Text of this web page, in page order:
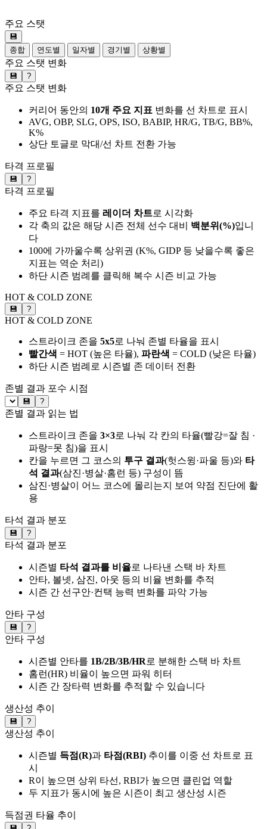
주요 스탯
💾
종합
연도별 일자별 경기별 상황별
주요 스탯 변화
💾 ?
주요 스탯 변화
커리어 동안의 10개 주요 지표 변화를 선 차트로 표시
AVG, OBP, SLG, OPS, ISO, BABIP, HR/G, TB/G, BB%,
K%
상단 토글로 막대/선 차트 전환 가능
타격 프로필
💾 ?
타격 프로필
주요 타격 지표를 레이더 차트로 시각화
각 축의 값은 해당 시즌 전체 선수 대비 백분위(%)입니
다
100에 가까울수록 상위권 (K%, GIDP 등 낮을수록 좋은
지표는 역순 처리)
하단 시즌 범례를 클릭해 복수 시즌 비교 가능
HOT & COLD ZONE
💾 ?
HOT & COLD ZONE
스트라이크 존을 5x5로 나눠 존별 타율을 표시
빨간색 = HOT (높은 타율), 파란색 = COLD (낮은 타율)
하단 시즌 범례로 시즌별 존 데이터 전환
존별 결과 포수 시점
💾 ?
존별 결과 읽는 법
스트라이크 존을 3×3로 나눠 각 칸의 타율(빨강=잘 침 ·
파랑=못 침)을 표시
칸을 누르면 그 코스의 투구 결과(헛스윙·파울 등)와 타
석 결과(삼진·병살·홈런 등) 구성이 뜸
삼진·병살이 어느 코스에 몰리는지 보여 약점 진단에 활
용
타석 결과 분포
💾 ?
타석 결과 분포
시즌별 타석 결과를 비율로 나타낸 스택 바 차트
안타, 볼넷, 삼진, 아웃 등의 비율 변화를 추적
시즌 간 선구안·컨택 능력 변화를 파악 가능
안타 구성
💾 ?
안타 구성
시즌별 안타를 1B/2B/3B/HR로 분해한 스택 바 차트
홈런(HR) 비율이 높으면 파워 히터
시즌 간 장타력 변화를 추적할 수 있습니다
생산성 추이
💾 ?
생산성 추이
시즌별 득점(R)과 타점(RBI) 추이를 이중 선 차트로 표
시
R이 높으면 상위 타선, RBI가 높으면 클린업 역할
두 지표가 동시에 높은 시즌이 최고 생산성 시즌
득점권 타율 추이